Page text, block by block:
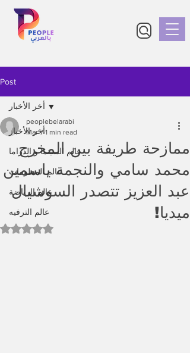
Post
أخر الأخبار
عالم السينما و الدراما
عالم المعلومات
عالم الرياضة
عالم الترفيه
أخر الأخبار
ممازحة طريفة بين المخرج
محمد سامي والنجمة ياسمين
عبد العزيز تتصدر السوشيال
ميديا!
peoplebelarabi
Mar 7 1 min read
Rated NaN out of 5 stars.